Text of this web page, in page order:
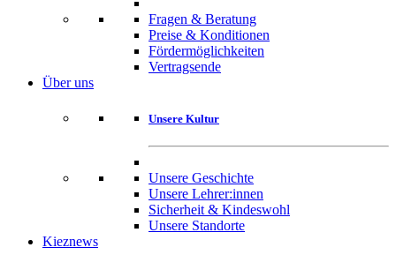
Fragen & Beratung
Preise & Konditionen
Fördermöglichkeiten
Vertragsende
Über uns
Unsere Kultur
Unsere Geschichte
Unsere Lehrer:innen
Sicherheit & Kindeswohl
Unsere Standorte
Kieznews